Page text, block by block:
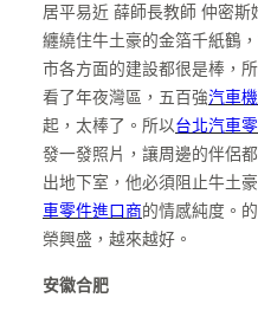
居平易近 薛師長教師 仲密斯
纏繞住牛土豪的金箔千紙鶴
市各方面的建設都很是棒，
看了年夜灣區，五百強汽車
起，太棒了。所以台北汽車
發一發照片，讓周邊的伴侶
出地下室，他必須阻止牛土
車零件進口商的情感純度。
榮興盛，越來越好。
安徽合肥